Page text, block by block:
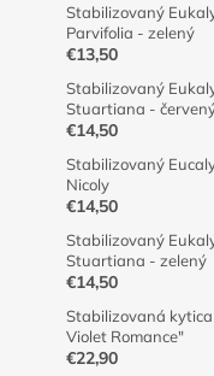
Stabilizovaný
Parvifolia - zelený
€13,50
Stabilizovaný
Stuartiana -
€14,50
Stabilizovaný
Nicoly
€14,50
Stabilizovaný
Stuartiana - zelený
€14,50
Stabilizovaná
Violet Romance"
€22,90